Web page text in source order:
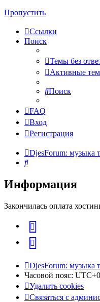
Пропустить
Ссылки
Поиск
Темы без
Активные
Поиск
FAQ
Вход
Регистрация
DjesForum: музыка
Поиск
Информация
Закончилась оплата
vk
Telegram
DjesForum: музыка
Часовой пояс:
Удалить cookies
Связаться с